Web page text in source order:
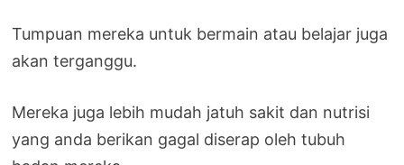
Tumpuan mereka untuk bermain atau belajar juga
akan terganggu.
Mereka juga lebih mudah jatuh sakit dan nutrisi
yang anda berikan gagal diserap oleh tubuh